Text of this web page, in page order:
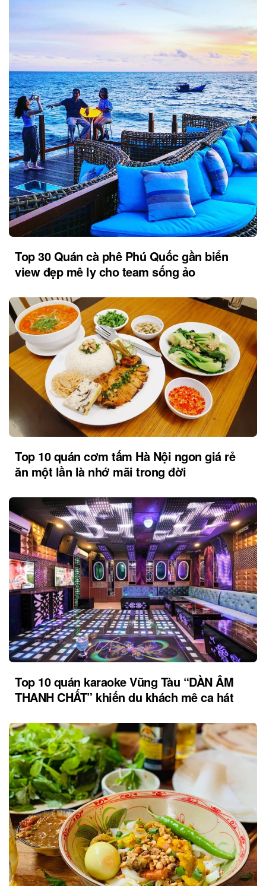
Top 30 Quán cà phê Phú Quốc gần biển
view đẹp mê ly cho team sống ảo
Top 10 quán cơm tấm Hà Nội ngon giá rẻ
ăn một lần là nhớ mãi trong đời
Top 10 quán karaoke Vũng Tàu “DÀN ÂM
THANH CHẤT” khiến du khách mê ca hát